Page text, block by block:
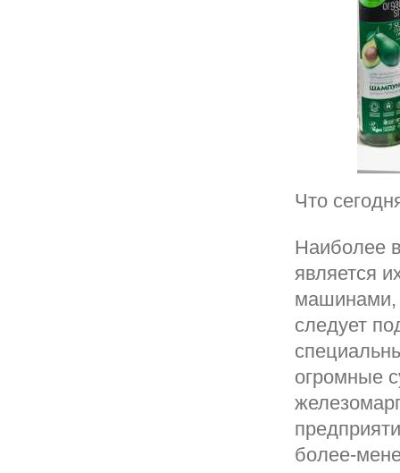
Что
Наиболее
является
машинами,
следует
огромные
более-